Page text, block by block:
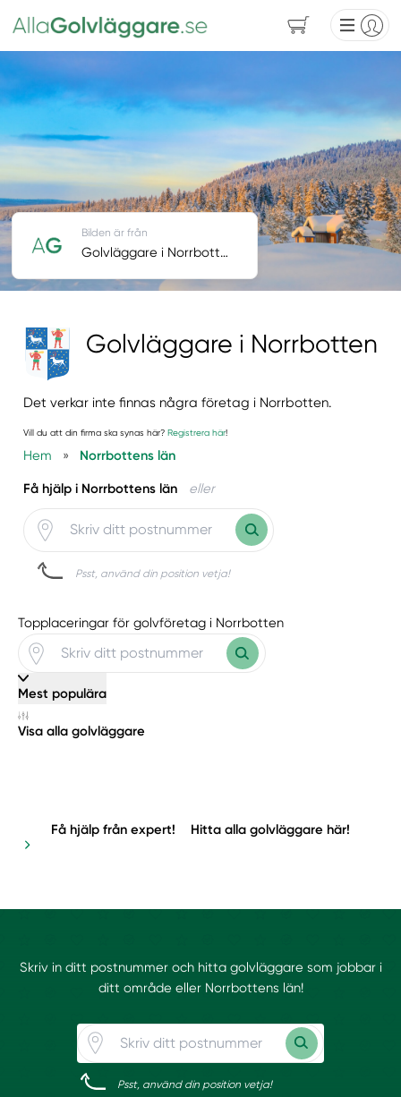
Golvläggare i Norrbotten
Det verkar inte finnas några företag i Norrbotten.
Vill du att din firma ska synas här? Registrera här!
Hem » Norrbottens län
Få hjälp i Norrbottens län eller
Psst, använd din position vetja!
Bilden är från
Golvläggare i Norrbotten
Topplaceringar för golvföretag i Norrbotten
Mest populära
Visa alla golvläggare
Få hjälp från expert! Hitta alla golvläggare här!
Skriv in ditt postnummer och hitta golvläggare som jobbar i
ditt område eller Norrbottens län!
Psst, använd din position vetja!